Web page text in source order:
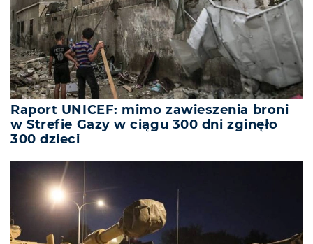
Raport UNICEF: mimo zawieszenia broni
w Strefie Gazy w ciągu 300 dni zginęło
300 dzieci